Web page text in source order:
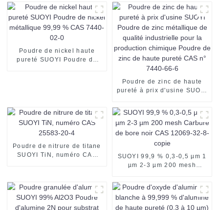
Poudre de nickel haute
pureté SUOYI Poudre de
Poudre de zinc de haute
pureté à prix d'usine SUOYI
de qualité industrielle pour
la production chimique
Poudre de zinc de haute
pureté CAS n° 7440-66-6
Poudre de nitrure de titane
SUOYI TiN, numéro CAS
SUOYI 99,9 % 0,3-0,5 µm 1
µm 2-3 µm 200 mesh